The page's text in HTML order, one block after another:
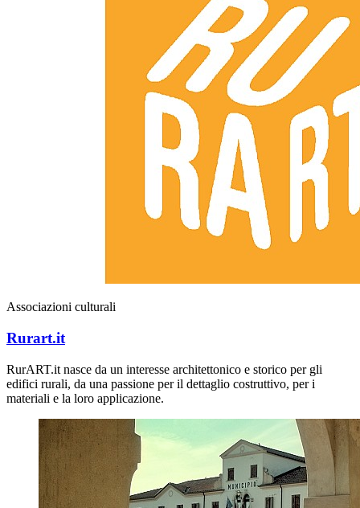
Associazioni culturali
Rurart.it
RurART.it nasce da un interesse architettonico e storico per gli
edifici rurali, da una passione per il dettaglio costruttivo, per i
materiali e la loro applicazione.